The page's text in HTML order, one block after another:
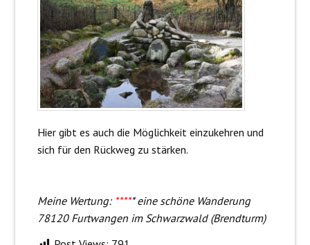
Hier gibt es auch die Möglichkeit einzukehren und
sich für den Rückweg zu stärken.
Meine Wertung: ***** eine schöne Wanderung
78120 Furtwangen im Schwarzwald (Brendturm)